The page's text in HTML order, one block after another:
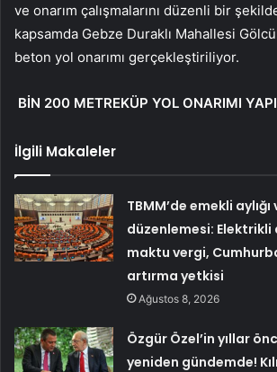
ve onarım çalışmalarını düzenli bir
kapsamda Gebze Duraklı Mahallesi
beton yol onarımı gerçekleştiriliyor.
BİN 200 METREKÜP YOL ONARIMI
İlgili Makaleler
TBMM’de emekli aylığı
düzenlemesi:
maktu vergi,
artırma yetkisi
Ağustos 8, 2026
Özgür Özel’in yıllar
yeniden gündemde!